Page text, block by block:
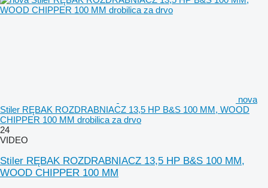
nova
Stiler RĘBAK ROZDRABNIACZ 13,5 HP B&S 100 MM, WOOD
CHIPPER 100 MM drobilica za drvo
24
VIDEO
Stiler RĘBAK ROZDRABNIACZ 13,5 HP B&S 100 MM,
WOOD CHIPPER 100 MM